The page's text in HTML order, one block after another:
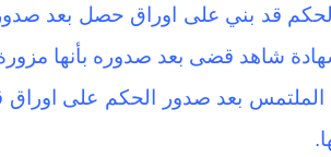
قد بني على اوراق حصل بعد
شاهد قضى بعد صدوره بأنها
بعد صدور الحكم على